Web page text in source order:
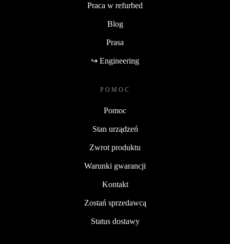
Praca w refurbed
Blog
Prasa
↪ Engineering
POMOC
Pomoc
Stan urządzeń
Zwrot produktu
Warunki gwarancji
Kontakt
Zostań sprzedawcą
Status dostawy